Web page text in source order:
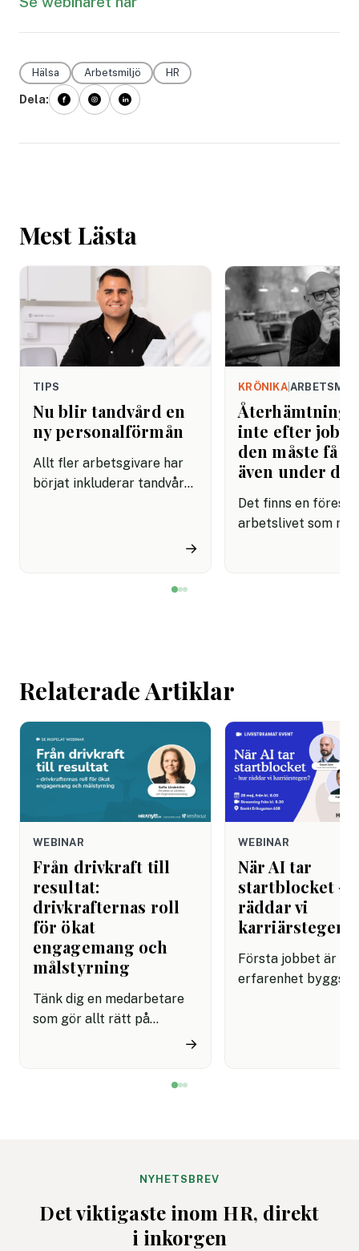
Hälsa Arbetsmiljö HR
Dela:
Mest Lästa
TIPS
Nu blir tandvård en
ny personalförmån
Allt fler arbetsgivare har
börjat inkluderar tandvård i
miljon svenskar uppger att
→
KRÖNIKA|
Återhämtning
inte efter
den måste få
även under
Det finns en
arbetslivet som
Relaterade Artiklar
WEBINAR
Från drivkraft till
resultat:
drivkrafternas roll
för ökat
engagemang och
målstyrning
Tänk dig en medarbetare
som gör allt rätt på
kollega som är kompetent
handlar sällan om brist på
oförståelse för sina
→
WEBINAR
När AI tar
startblocket –
räddar vi
karriärstegen?
Första jobbet är där
erfarenhet byggs,
NYHETSBREV
Det viktigaste inom HR, direkt
i inkorgen